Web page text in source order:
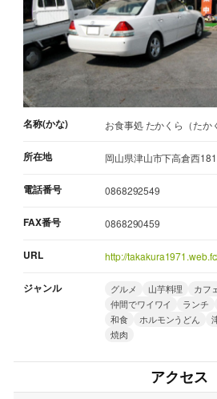
名称(かな) お食事処 たかくら（たか
所在地 岡山県津山市下高倉西
電話番号 0868292549
FAX番号 0868290459
URL http://
ジャンル グルメ 山芋料理 カフ
仲間でワイワイ
ランチ
和食
ホルモンうどん
焼肉
アクセス